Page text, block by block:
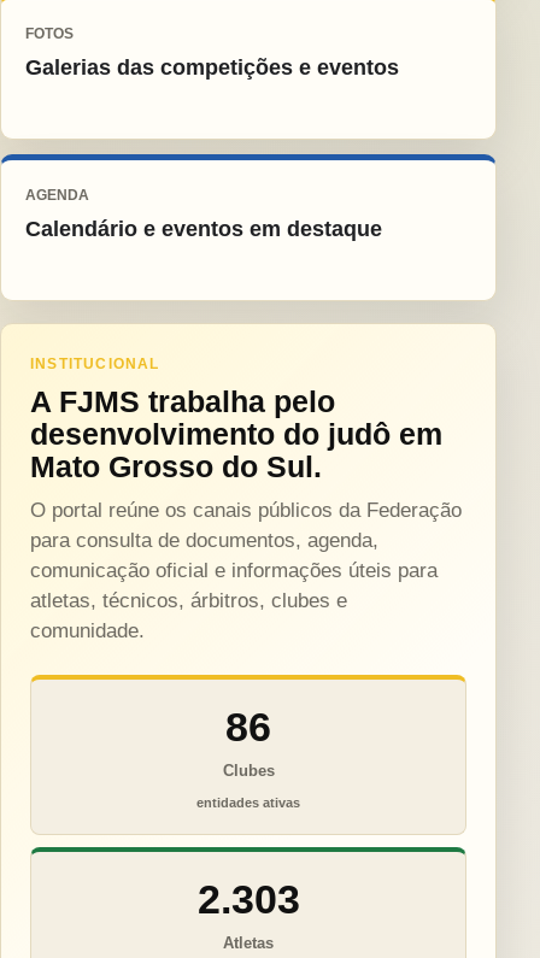
FOTOS
Galerias das competições e eventos
AGENDA
Calendário e eventos em destaque
INSTITUCIONAL
A FJMS trabalha pelo
desenvolvimento do judô em
Mato Grosso do Sul.
O portal reúne os canais públicos da Federação
para consulta de documentos, agenda,
comunicação oficial e informações úteis para
atletas, técnicos, árbitros, clubes e
comunidade.
86
Clubes
entidades ativas
2.303
Atletas